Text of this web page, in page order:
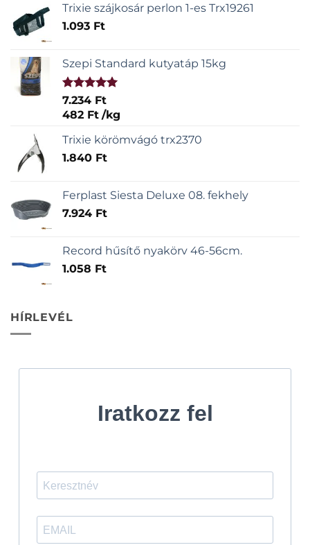
Trixie szájkosár perlon 1-es Trx19261
1.093 Ft
Szepi Standard kutyatáp 15kg
Értékelés:
5.00/ 5
7.234 Ft
482 Ft /kg
Trixie körömvágó trx2370
1.840 Ft
Ferplast Siesta Deluxe 08. fekhely
7.924 Ft
Record hűsítő nyakörv 46-56cm.
1.058 Ft
HÍRLEVÉL
Iratkozz fel